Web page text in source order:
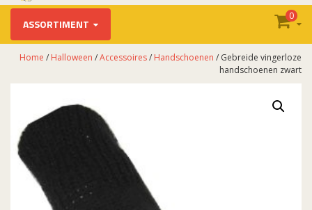
ASSORTIMENT
0
Home / Halloween /Accessoires/ Handschoenen / Gebreide vingerloze
handschoenen zwart